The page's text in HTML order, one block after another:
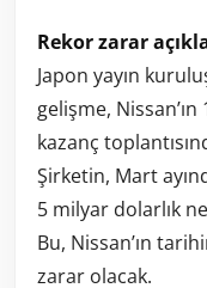
Rekor zarar
Japon yayın
gelişme, Nissan’ın
kazanç
Şirketin, Mart
5 milyar dolarlık
Bu, Nissan’ın
zarar olacak.